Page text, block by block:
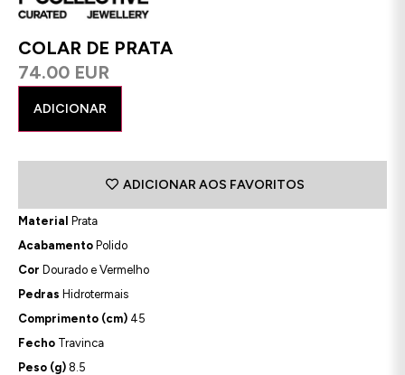
COLAR DE PRATA
74.00 EUR
ADICIONAR
ADICIONAR AOS FAVORITOS
Material Prata
Acabamento Polido
Cor Dourado e Vermelho
Pedras Hidrotermais
Comprimento (cm) 45
Fecho Travinca
Peso (g) 8.5